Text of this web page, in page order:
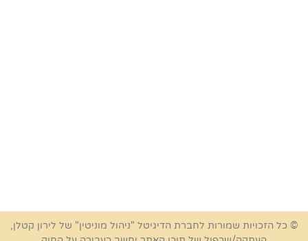
© כל הזכויות שמורות לחברת הדיגיטל "ניהול מוניטין" של לירון קטלן,